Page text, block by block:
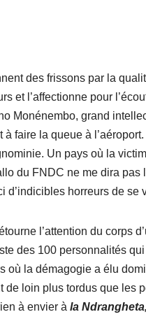
des frissons par la
et l’affectionne pour
Monénembo, grand
faire la queue à
Un pays où la
du FNDC ne me dira
horreurs de se
l’attention du corps
des 100 personnalités
la démagogie a élu
loin plus tordus que les
à envier à la Ndrangheta,